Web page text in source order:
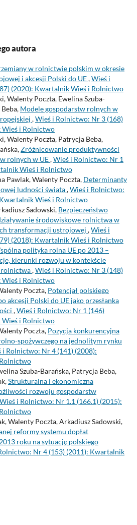
autora
w rolnictwie polskim w okresie
i akcesji Polski do UE,Wieś i
(2020): Kwartalnik Wieś i Rolnictwo
Walenty Poczta, Ewelina Szuba-
Modele gospodarstw rolnych w
,Wieś i Rolnictwo: Nr 3 (168)
i Rolnictwo
Walenty Poczta, Patrycja Beba,
Zróżnicowanie produktywności
rolnych w UE,Wieś i Rolnictwo: Nr 1
Wieś i Rolnictwo
Pawlak, Walenty Poczta, Determinanty
ludności świata,Wieś i Rolnictwo:
Wieś i Rolnictwo
Sadowski, Bezpieczeństwo
środowiskowe rolnictwa w
transformacji ustrojowej ,Wieś i
(2018): Kwartalnik Wieś i Rolnictwo
polityka rolna UE po 2013 –
kierunki rozwoju w kontekście
rolnictwa,Wieś i Rolnictwo: Nr 3 (148)
i Rolnictwo
Poczta, Potencjał polskiego
akcesji Polski do UE jako przesłanka
,Wieś i Rolnictwo: Nr 1 (146)
i Rolnictwo
Poczta, Pozycja konkurencyjna
spożywczego na jednolitym rynku
i Rolnictwo: Nr 4 (141) (2008):
Szuba-Barańska, Patrycja Beba,
Strukturalna i ekonomiczna
rozwoju gospodarstw
Wieś i Rolnictwo: Nr 1.1 (166.1) (2015):
Walenty Poczta, Arkadiusz Sadowski,
reformy systemu dopłat
roku na sytuację polskiego
Nr 4 (153) (2011): Kwartalnik